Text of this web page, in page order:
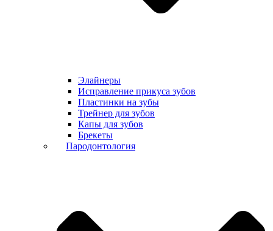
Элайнеры
Исправление прикуса зубов
Пластинки на зубы
Трейнер для зубов
Капы для зубов
Брекеты
Пародонтология